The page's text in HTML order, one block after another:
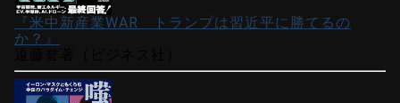
『米中新産業WAR トランプは習近平に勝てるの
か？』